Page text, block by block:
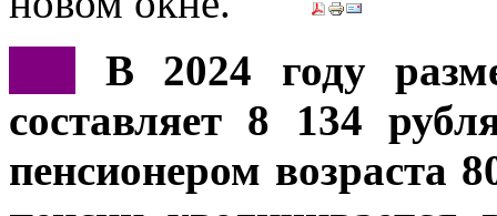
В 2024 году
составляет 8 134
пенсионером возраста